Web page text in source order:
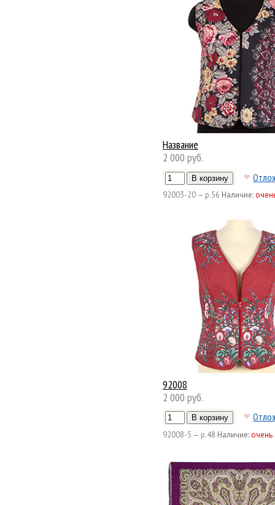
Название
2 000 руб.
92003-20 — р.56 Наличие:
92008
2 000 руб.
92008-5 — р.48 Наличие:очень